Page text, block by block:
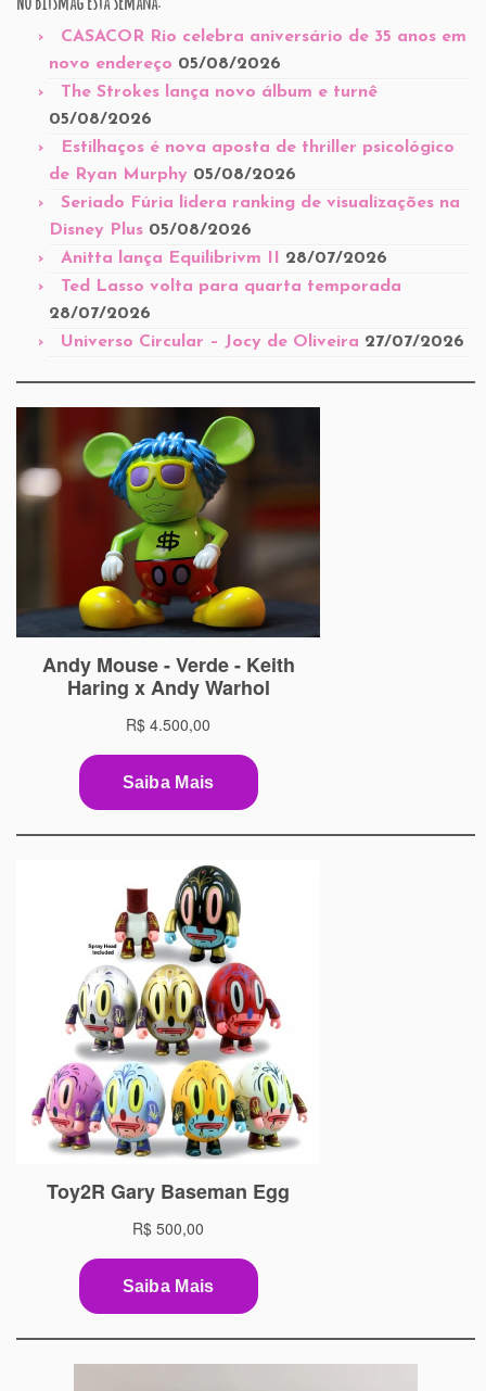
CASACOR Rio celebra aniversário de 35 anos em
novo endereço 05/08/2026
The Strokes lança novo álbum e turnê
05/08/2026
Estilhaços é nova aposta de thriller psicológico
de Ryan Murphy 05/08/2026
Seriado Fúria lidera ranking de visualizações na
Disney Plus 05/08/2026
Anitta lança Equilibrivm II 28/07/2026
Ted Lasso volta para quarta temporada
28/07/2026
Universo Circular – Jocy de Oliveira 27/07/2026